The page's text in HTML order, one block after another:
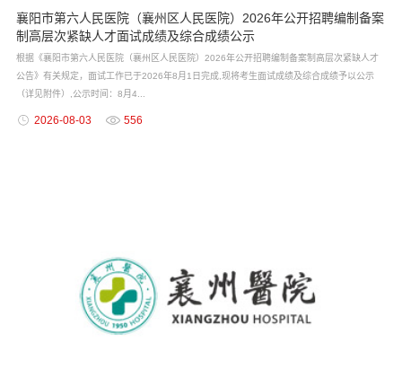
襄阳市第六人民医院（襄州区人民医院）2026年公开招聘编制备案
制高层次紧缺人才面试成绩及综合成绩公示
根据《襄阳市第六人民医院（襄州区人民医院）2026年公开招聘编制备案制高层次紧缺人才
公告》有关规定，面试工作已于2026年8月1日完成,现将考生面试成绩及综合成绩予以公示
（详见附件）,公示时间：8月4...
2026-08-03 556